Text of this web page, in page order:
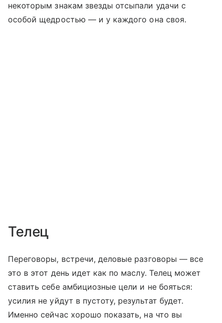
некоторым знакам звезды отсыпали удачи с
особой щедростью — и у каждого она своя.
Телец
Переговоры, встречи, деловые разговоры — все
это в этот день идет как по маслу. Телец может
ставить себе амбициозные цели и не бояться:
усилия не уйдут в пустоту, результат будет.
Именно сейчас хорошо показать, на что вы